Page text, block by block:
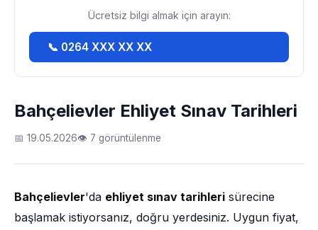
Bahçelievler Ehliyet Sınav Tarihleri
📅 19.05.2026👁 7 görüntülenme
Bahçelievler'da ehliyet sınav tarihleri sürecine
başlamak istiyorsanız, doğru yerdesiniz. Uygun fiyat,
Ücretsiz bilgi almak için arayın:
📞 0264 XXX XX XX